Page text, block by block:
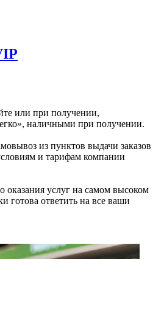
или при получении,
наличными при получении.
из пунктов выдачи заказов
и тарифам компании
оказания услуг на самом высоком
готова ответить на все ваши